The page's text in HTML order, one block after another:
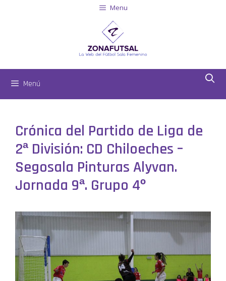
Menu
Menú
Crónica del Partido de Liga de
2ª División: CD Chiloeches –
Segosala Pinturas Alyvan.
Jornada 9ª. Grupo 4º